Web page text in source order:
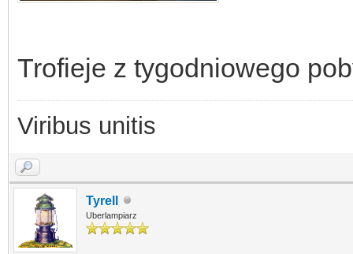
Trofieje z tygodniowego
Viribus unitis
Tyrell
Uberlampiarz